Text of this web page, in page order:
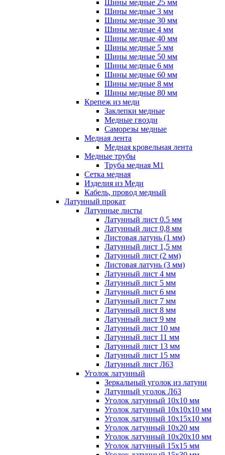
Шины медные 25 мм
Шины медные 3 мм
Шины медные 30 мм
Шины медные 4 мм
Шины медные 40 мм
Шины медные 5 мм
Шины медные 50 мм
Шины медные 6 мм
Шины медные 60 мм
Шины медные 8 мм
Шины медные 80 мм
Крепеж из меди
Заклепки медные
Медные гвозди
Саморезы медные
Медная лента
Медная кровельная лента
Медные трубы
Труба медная М1
Сетка медная
Изделия из Меди
Кабель, провод медный
Латунный прокат
Латунные листы
Латунный лист 0.5 мм
Латунный лист 0,8 мм
Листовая латунь (1 мм)
Латунный лист 1,5 мм
Латунный лист (2 мм)
Листовая латунь (3 мм)
Латунный лист 4 мм
Латунный лист 5 мм
Латунный лист 6 мм
Латунный лист 7 мм
Латунный лист 8 мм
Латунный лист 9 мм
Латунный лист 10 мм
Латунный лист 11 мм
Латунный лист 13 мм
Латунный лист 15 мм
Латунный лист Л63
Уголок латунный
Зеркальный уголок из латуни
Латунный уголок Л63
Уголок латунный 10x10 мм
Уголок латунный 10x10x10 мм
Уголок латунный 10x15x10 мм
Уголок латунный 10x20 мм
Уголок латунный 10x20x10 мм
Уголок латунный 15x15 мм